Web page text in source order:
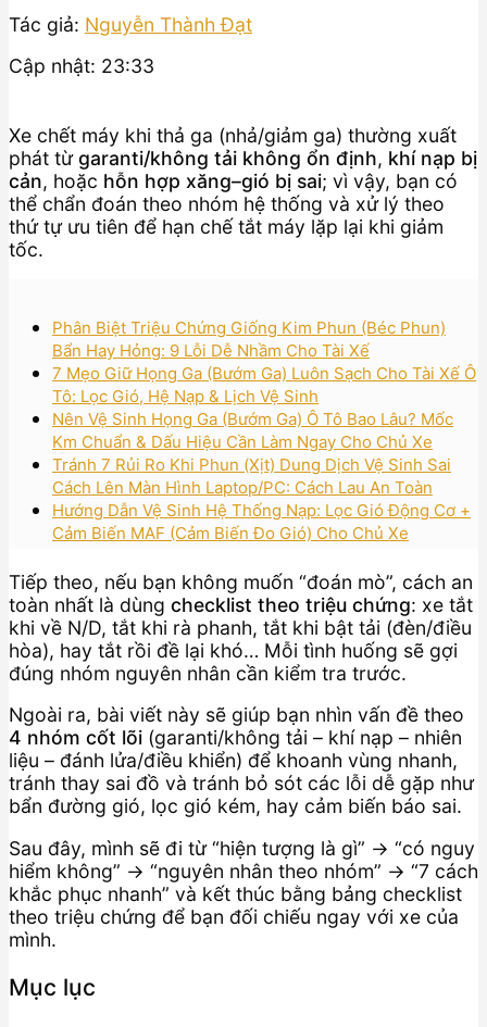
Tác giả: Nguyễn Thành Đạt
Cập nhật: 23:33
Xe chết máy khi thả ga (nhả/giảm ga) thường xuất
phát từgaranti/không tải không ổn định, khí nạp bị
cản, hoặc hỗn hợp xăng–gió bị sai; vì vậy, bạn có
thể chẩn đoán theo nhóm hệ thống và xử lý theo
thứ tự ưu tiên để hạn chế tắt máy lặp lại khi giảm
tốc.
Phân Biệt Triệu Chứng Giống Kim Phun (Béc Phun)
Bẩn Hay Hỏng: 9 Lỗi Dễ Nhầm Cho Tài Xế
7 Mẹo Giữ Họng Ga (Bướm Ga) Luôn Sạch Cho Tài Xế Ô
Tô: Lọc Gió, Hệ Nạp & Lịch Vệ Sinh
Nên Vệ Sinh Họng Ga (Bướm Ga) Ô Tô Bao Lâu? Mốc
Km Chuẩn & Dấu Hiệu Cần Làm Ngay Cho Chủ Xe
Tránh 7 Rủi Ro Khi Phun (Xịt) Dung Dịch Vệ Sinh Sai
Cách Lên Màn Hình Laptop/PC: Cách Lau An Toàn
Hướng Dẫn Vệ Sinh Hệ Thống Nạp: Lọc Gió Động Cơ +
Cảm Biến MAF (Cảm Biến Đo Gió) Cho Chủ Xe
Tiếp theo, nếu bạn không muốn “đoán mò”, cách an
toàn nhất là dùng checklist theo triệu chứng: xe tắt
khi về N/D, tắt khi rà phanh, tắt khi bật tải (đèn/điều
hòa), hay tắt rồi đề lại khó… Mỗi tình huống sẽ gợi
đúng nhóm nguyên nhân cần kiểm tra trước.
Ngoài ra, bài viết này sẽ giúp bạn nhìn vấn đề theo
4 nhóm cốt lõi (garanti/không tải – khí nạp – nhiên
liệu – đánh lửa/điều khiển) để khoanh vùng nhanh,
tránh thay sai đồ và tránh bỏ sót các lỗi dễ gặp như
bẩn đường gió, lọc gió kém, hay cảm biến báo sai.
Sau đây, mình sẽ đi từ “hiện tượng là gì” → “có nguy
hiểm không” → “nguyên nhân theo nhóm” → “7 cách
khắc phục nhanh” và kết thúc bằng bảng checklist
theo triệu chứng để bạn đối chiếu ngay với xe của
mình.
Mục lục